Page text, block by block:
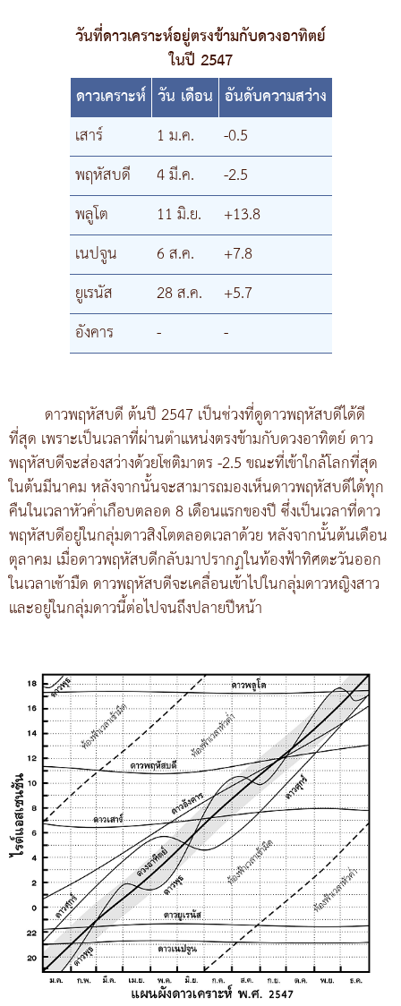
วันที่ดาวเคราะห์อยู่ตรงข้ามกับดวงอาทิตย์
ในปี 2547
ดาวเคราะห์ วัน เดือน อันดับความสว่าง
เสาร์
1 ม.ค.
-0.5
พฤหัสบดี
4 มี.ค.
-2.5
พลูโต
11 มิ.ย.
+13.8
เนปจูน
6 ส.ค.
+7.8
ยูเรนัส
28 ส.ค.
+5.7
อังคาร
- -
ดาวพฤหัสบดี ต้นปี 2547 เป็นช่วงที่ดูดาวพฤหัสบดีได้ดี
ที่สุด เพราะเป็นเวลาที่ผ่านตำแหน่งตรงข้ามกับดวงอาทิตย์ ดาว
พฤหัสบดีจะส่องสว่างด้วยโชติมาตร -2.5 ขณะที่เข้าใกล้โลกที่สุด
ในต้นมีนาคม หลังจากนั้นจะสามารถมองเห็นดาวพฤหัสบดีได้ทุก
คืนในเวลาหัวค่ำเกือบตลอด 8 เดือนแรกของปี ซึ่งเป็นเวลาที่ดาว
พฤหัสบดีอยู่ในกลุ่มดาวสิงโตตลอดเวลาด้วย หลังจากนั้นต้นเดือน
ตุลาคม เมื่อดาวพฤหัสบดีกลับมาปรากฏในท้องฟ้าทิศตะวันออก
ในเวลาเช้ามืด ดาวพฤหัสบดีจะเคลื่อนเข้าไปในกลุ่มดาวหญิงสาว
และอยู่ในกลุ่มดาวนี้ต่อไปจนถึงปลายปีหน้า